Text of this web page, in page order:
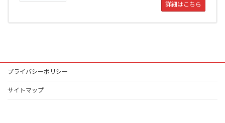
詳細はこちら
プライバシーポリシー
サイトマップ